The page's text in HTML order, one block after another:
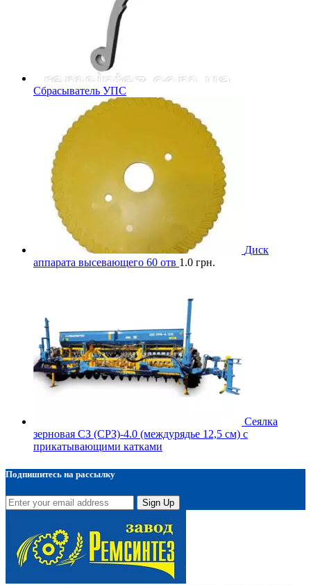
Сбрасыватель УПС
Диск
аппарата высевающего 60 отв 1.0 грн.
Сеялка
зерновая СЗ (СРЗ)-4.0 (междурядье 12,5 см) с
прикатывающими катками
Подпишитесь на рассылку
Sign Up